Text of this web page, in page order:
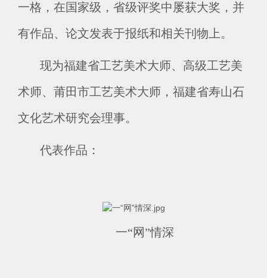
一格，在国家级，省级评奖中屡获大奖，并
有作品、论文发表于报纸和相关刊物上。
现为福建省工艺美术大师、高级工艺美
术师、莆田市工艺美术大师，福建省寿山石
文化艺术研究会理事。
代表作品：
一“网”情深